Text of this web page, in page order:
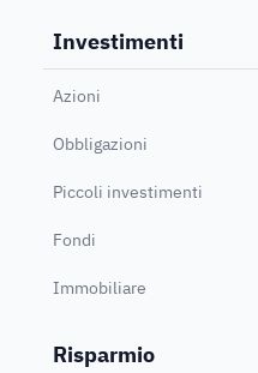
Investimenti
Azioni
Obbligazioni
Piccoli investimenti
Fondi
Immobiliare
Risparmio